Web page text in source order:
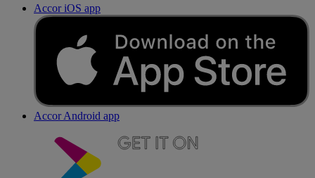
Accor iOS app
Accor Android app